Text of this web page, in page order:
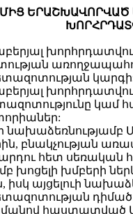
նախաձեռնությամբ
բնակչության
հետ սեռական
խմբերի
իսկ այցելուի
հաստատված